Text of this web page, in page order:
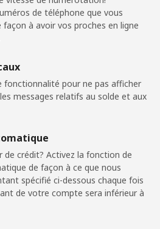
13 min pour ⁦$5⁩ ⁦5¢⁩
de téléphone que vous
façon à avoir vos proches en ligne
fonctionnalité pour ne pas afficher
les messages relatifs au solde et aux
de crédit? Activez la fonction de
de façon à ce que nous
spécifié ci-dessous chaque fois
de votre compte sera inférieur à